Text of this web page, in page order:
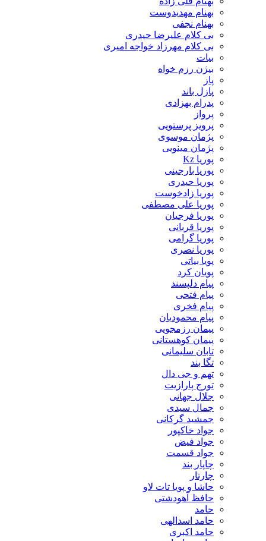
بهنام مهدیدوست
بهنام نجفی
بی کلام علیرضا حیدری
بی کلام مهرزاد خواجه امیری
بیات
بیژن رزم خواه
پاز
پازل باند
پدرام بهزادی
پرواز
پرویز پرستویی
پژمان موسوی
پژمان مینویی
پوریا Kz
پوریا بارجینی
پوریا حیدری
پوریا زادخوست
پوریا علی مصطفی
پوریا فرجیان
پوریا قربانی
پوریا گرامی
پوریا نصری
پویا بیاتی
پویان کرد
پیام دلپسند
پیام فتحی
پیام فخری
پیام محمودیان
پیمان رزمجویی
پیمان کوهستانی
تابان سلیمانی
تگا بند
تهم و جی دال
تورج پارازیت
جلال جهانی
جمال سیدی
جمشید گرکانی
جواد خاکپور
جواد فیض
جواد قسمت
چاپار بند
چارتار
حاشا و پویا تات لاو
حافظ آهودشتی
حامد
حامد اسدالهی
حامد اکبری